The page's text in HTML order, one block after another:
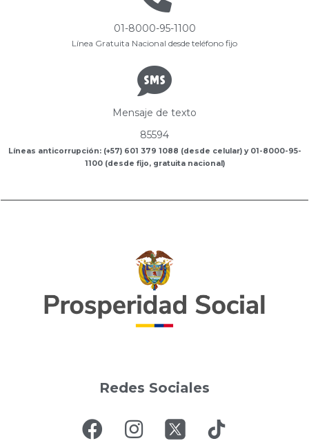
01-8000-95-1100
Línea Gratuita Nacional desde teléfono fijo
Mensaje de texto
85594
Líneas anticorrupción: (+57) 601 379 1088 (desde celular) y 01-8000-95-
1100 (desde fijo, gratuita nacional)
Redes Sociales